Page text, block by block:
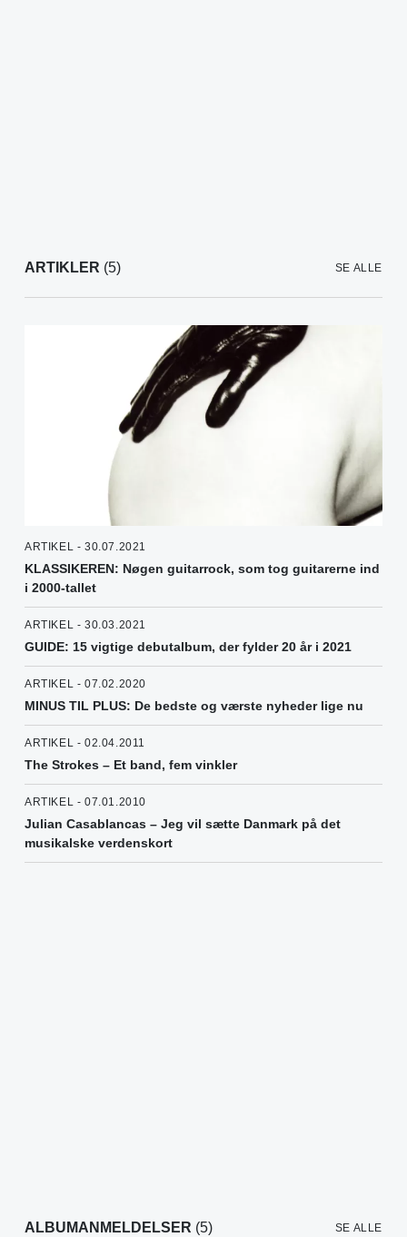
ARTIKLER (5) SE ALLE
ARTIKEL - 30.07.2021
KLASSIKEREN: Nøgen guitarrock, som tog guitarerne ind
i 2000-tallet
ARTIKEL - 30.03.2021
GUIDE: 15 vigtige debutalbum, der fylder 20 år i 2021
ARTIKEL - 07.02.2020
MINUS TIL PLUS: De bedste og værste nyheder lige nu
ARTIKEL - 02.04.2011
The Strokes – Et band, fem vinkler
ARTIKEL - 07.01.2010
Julian Casablancas – Jeg vil sætte Danmark på det
musikalske verdenskort
ALBUMANMELDELSER (5) SE ALLE